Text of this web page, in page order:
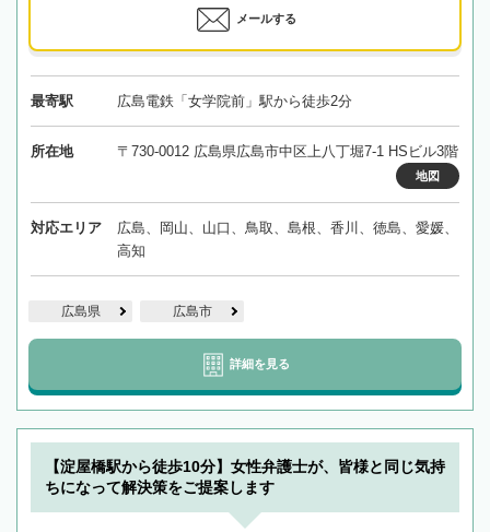
メールする
最寄駅 広島電鉄「女学院前」駅から徒歩2分
所在地 〒730-0012 広島県広島市中区上八丁堀7-1 HSビル3階
地図
対応エリア
広島、岡山、山口、鳥取、島根、香川、徳島、愛媛、
高知
広島県 広島市
詳細を見る
【淀屋橋駅から徒歩10分】女性弁護士が、皆様と同じ気持
ちになって解決策をご提案します